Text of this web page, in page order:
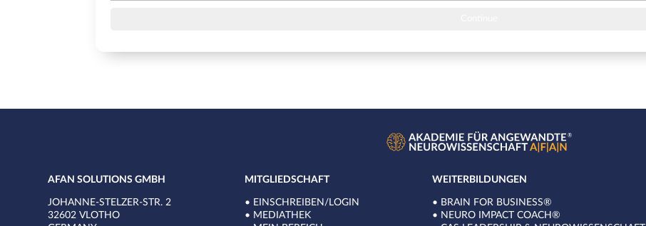
AFAN SOLUTIONS GMBH
JOHANNE-STELZER-STR. 2
32602 VLOTHO
MITGLIEDSCHAFT
• EINSCHREIBEN/LOGIN
• MEDIATHEK
WEITERBILDUNGEN
• BRAIN FOR BUSINESS®
• NEURO IMPACT COACH®